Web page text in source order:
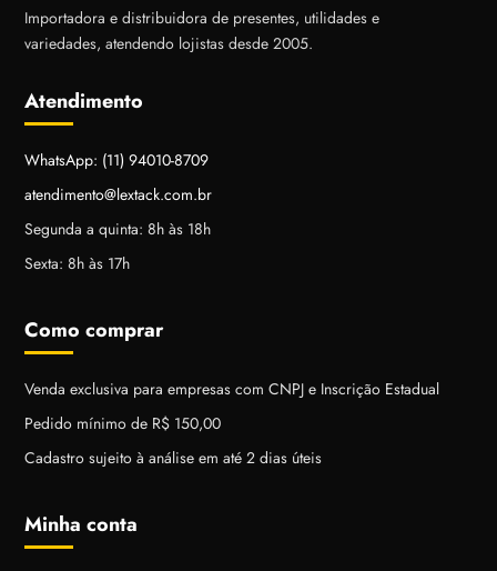
Atendimento
WhatsApp: (11) 94010-8709
atendimento@lextack.com.br
Segunda a quinta: 8h às 18h
Sexta: 8h às 17h
Como comprar
Venda exclusiva para empresas com CNPJ e Inscrição Estadual
Pedido mínimo de R$ 150,00
Cadastro sujeito à análise em até 2 dias úteis
Minha conta
Importadora e distribuidora de presentes, utilidades e
variedades, atendendo lojistas desde 2005.